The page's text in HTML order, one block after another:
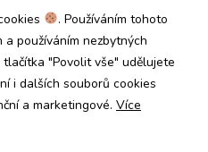
© 2026
části Praha 19
. Používáním tohoto
používáním nezbytných
"Povolit vše" udělujete
i dalších souborů cookies
a marketingové. Více
webu a všech
funkcí, které
nabízí.
Váš souhlas s
využitím